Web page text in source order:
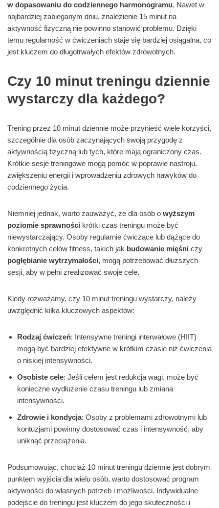
w dopasowaniu do codziennego harmonogramu. Nawet w
najbardziej zabieganym dniu, znalezienie 15 minut na
aktywność fizyczną nie powinno stanowić problemu. Dzięki
temu regularność w ćwiczeniach staje się bardziej osiągalna, co
jest kluczem do długotrwałych efektów zdrowotnych.
Czy 10 minut treningu dziennie
wystarczy dla każdego?
Trening przez 10 minut dziennie może przynieść wiele korzyści,
szczególnie dla osób zaczynających swoją przygodę z
aktywnością fizyczną lub tych, które mają ograniczony czas.
Krótkie sesje treningowe mogą pomóc w poprawie nastroju,
zwiększeniu energii i wprowadzeniu zdrowych nawyków do
codziennego życia.
Niemniej jednak, warto zauważyć, że dla osób o wyższym
poziomie sprawności krótki czas treningu może być
niewystarczający. Osoby regularnie ćwiczące lub dążące do
konkretnych celów fitness, takich jak budowanie mięśni czy
pogłębianie wytrzymałości, mogą potrzebować dłuższych
sesji, aby w pełni zrealizować swoje cele.
Kiedy rozważamy, czy 10 minut treningu wystarczy, należy
uwzględnić kilka kluczowych aspektów:
Rodzaj ćwiczeń: Intensywne treningi interwałowe (HIIT)
mogą być bardziej efektywne w krótkim czasie niż ćwiczenia
o niskiej intensywności.
Osobiste cele: Jeśli celem jest redukcja wagi, może być
konieczne wydłużenie czasu treningu lub zmiana
intensywności.
Zdrowie i kondycja: Osoby z problemami zdrowotnymi lub
kontuzjami powinny dostosować czas i intensywność, aby
uniknąć przeciążenia.
Podsumowując, chociaż 10 minut treningu dziennie jest dobrym
punktem wyjścia dla wielu osób, warto dostosować program
aktywności do własnych potrzeb i możliwości. Indywidualne
podejście do treningu jest kluczem do jego skuteczności i